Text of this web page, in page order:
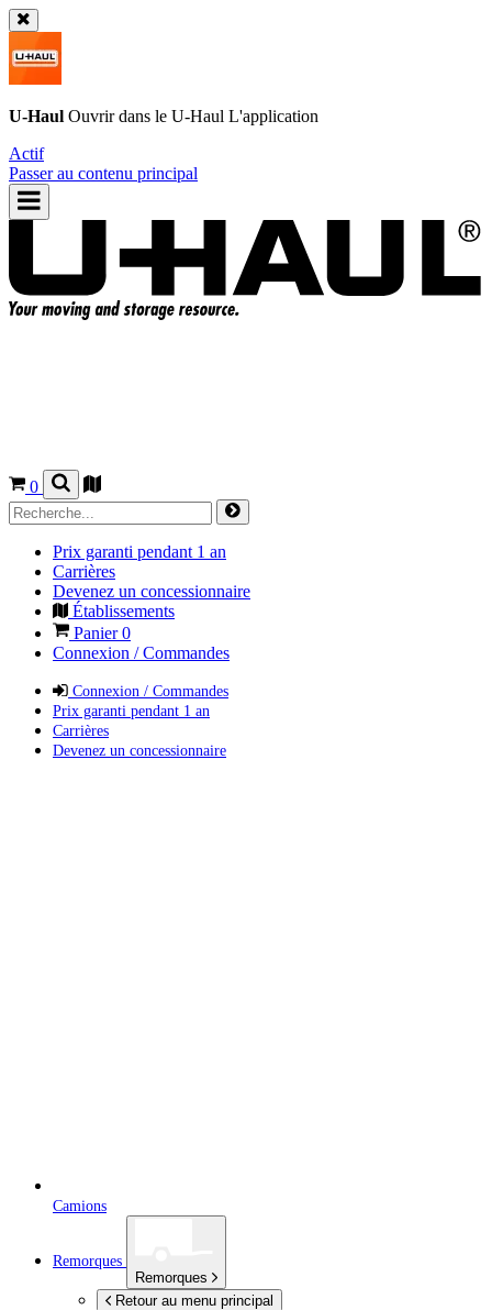
U-Haul Ouvrir dans le U-Haul L'application
Actif
Passer au contenu principal
0
Prix garanti pendant 1 an
Carrières
Devenez un concessionnaire
Établissements
Panier0
Connexion / Commandes
Connexion / Commandes
Prix garanti pendant 1 an
Carrières
Devenez un concessionnaire
Camions
Remorques
Remorques
Retour au menu principal